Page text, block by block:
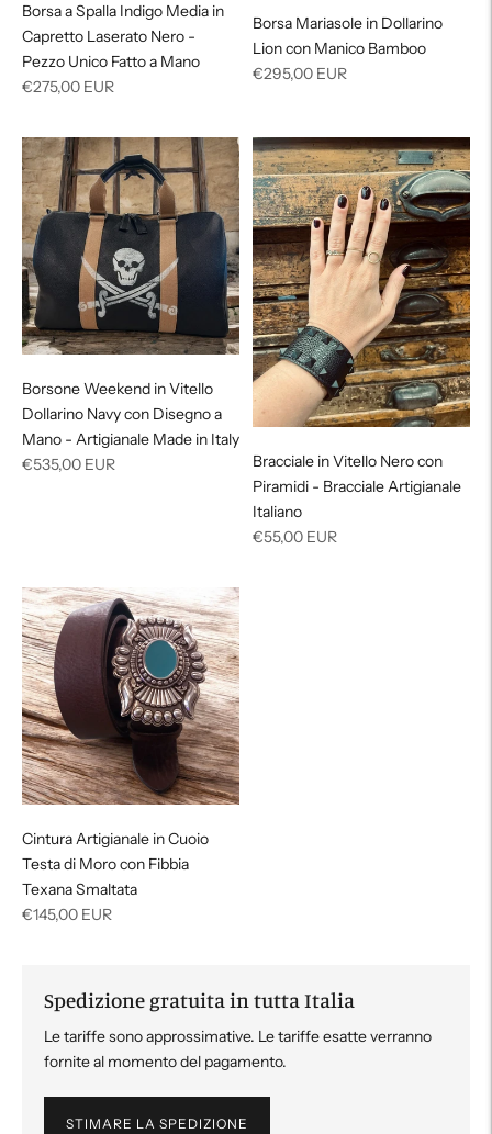
Borsa a Spalla Indigo Media in
Capretto Laserato Nero -
Pezzo Unico Fatto a Mano
Prezzo
listino
€275,00 EUR
Borsa Mariasole in Dollarino
Lion con Manico Bamboo
Prezzo
€295,00 EUR
Borsone Weekend in Vitello
Dollarino Navy con Disegno a
Mano - Artigianale Made in Italy
Prezzo
€535,00 EUR
Bracciale in Vitello Nero con
Piramidi - Bracciale Artigianale
Italiano
Prezzo
€55,00 EUR
Cintura Artigianale in Cuoio
Testa di Moro con Fibbia
Texana Smaltata
Prezzo
€145,00 EUR
Spedizione gratuita in tutta Italia
Le tariffe sono approssimative. Le tariffe esatte verranno
fornite al momento del pagamento.
STIMARE LA SPEDIZIONE